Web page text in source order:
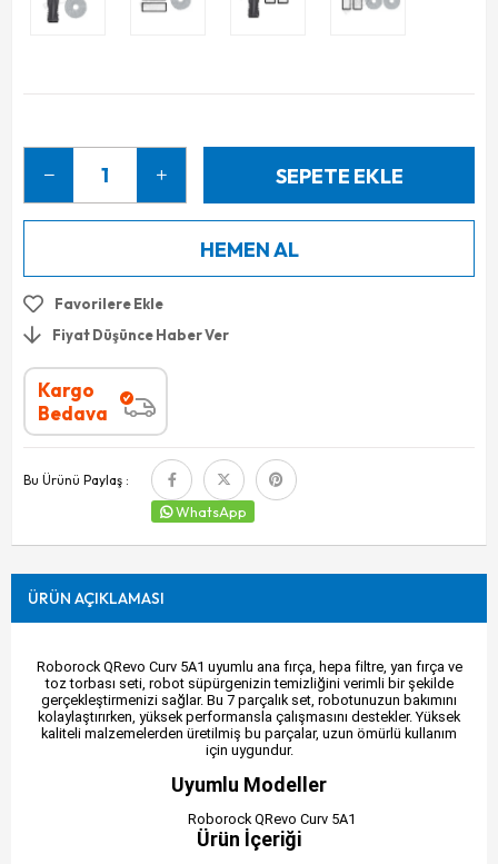
Favorilere Ekle
Fiyat Düşünce Haber Ver
Kargo
Bedava
Bu Ürünü Paylaş :
WhatsApp
ÜRÜN AÇIKLAMASI
Roborock QRevo Curv 5A1 uyumlu ana fırça, hepa filtre, yan fırça ve
toz torbası seti, robot süpürgenizin temizliğini verimli bir şekilde
gerçekleştirmenizi sağlar. Bu 7 parçalık set, robotunuzun bakımını
kolaylaştırırken, yüksek performansla çalışmasını destekler. Yüksek
kaliteli malzemelerden üretilmiş bu parçalar, uzun ömürlü kullanım
için uygundur.
Uyumlu Modeller
Roborock QRevo Curv 5A1
Ürün İçeriği